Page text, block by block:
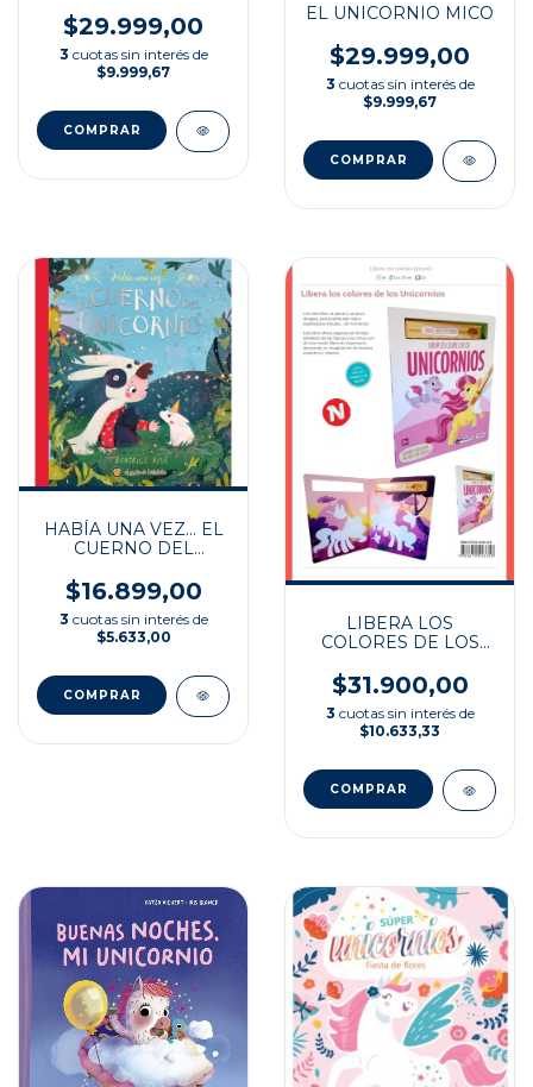
$29.999,00
3 cuotas sin interés de
$9.999,67
EL UNICORNIO MICO
$29.999,00
3 cuotas sin interés de
$9.999,67
HABÍA UNA VEZ... EL
CUERNO DEL
$16.899,00
3 cuotas sin interés de
$5.633,00
LIBERA LOS
COLORES DE LOS
$31.900,00
3 cuotas sin interés de
$10.633,33